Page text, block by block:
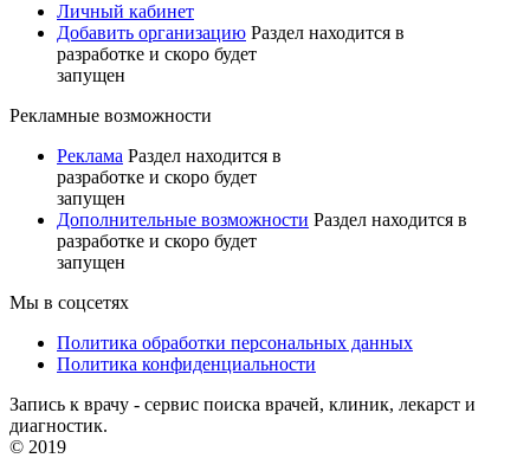
Личный кабинет
Добавить организацию Раздел находится в
разработке и скоро будет
запущен
Рекламные возможности
Реклама Раздел находится в
разработке и скоро будет
запущен
Дополнительные возможности Раздел находится в
разработке и скоро будет
запущен
Мы в соцсетях
Политика обработки персональных данных
Политика конфиденциальности
Запись к врачу - сервис поиска врачей, клиник, лекарст и
диагностик.
© 2019